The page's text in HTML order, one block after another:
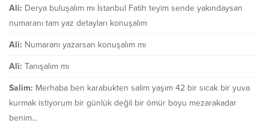
Ali: Derya buluşalım mı İstanbul Fatih teyim sende yakındaysan
numaranı tam yaz detayları konuşalım
Ali: Numaranı yazarsan konuşalım mı
Ali: Tanışalım mı
Salim: Merhaba ben karabukten salim yaşım 42 bir sıcak bir yuva
kurmak istiyorum bir günlük değil bir ömür boyu mezarakadar
benim...